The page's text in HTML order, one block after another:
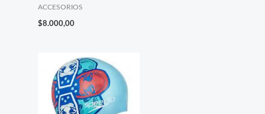
ACCESORIOS
$8.000,00